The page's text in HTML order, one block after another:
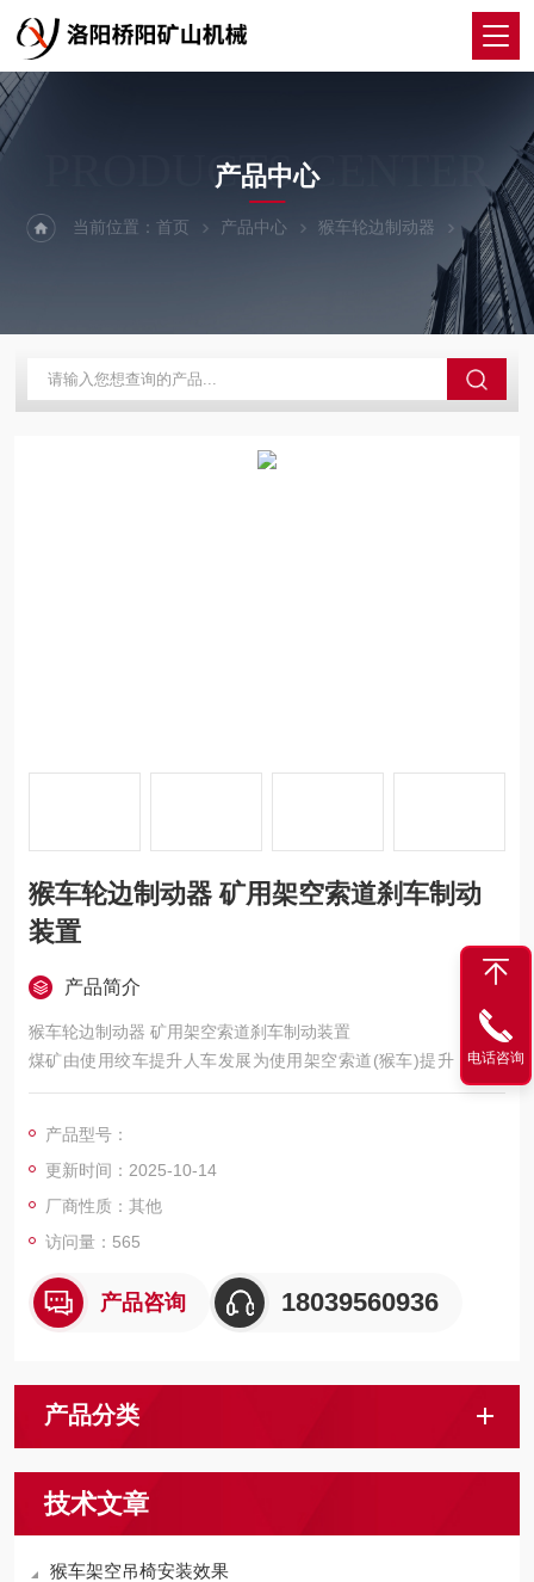
PRODUCTS CENTER
产品中心
当前位置：首页 产品中心 猴车轮边制动器 轮边制
猴车轮边制动器 矿用架空索道刹车制动
装置
产品简介
猴车轮边制动器 矿用架空索道刹车制动装置
煤矿由使用绞车提升人车发展为使用架空索道(猴车)提升，地下
矿用架空索道（猴车）的结构原理为将钢丝绳安装在驱动轮、托
动力带动驱动轮和钢丝绳运行，从而实现输送矿工的原理。
产品型号：
更新时间：2025-10-14
厂商性质：其他
访问量：565
产品咨询 18039560936
产品分类
技术文章
猴车架空吊椅安装效果
电话咨询